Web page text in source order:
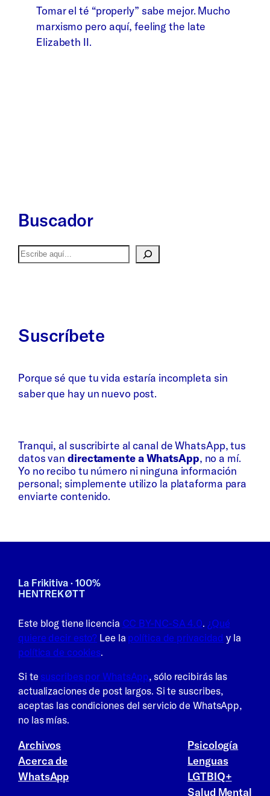
Tomar el té “properly” sabe mejor. Mucho
marxismo pero aquí, feeling the late
Elizabeth II.
Buscador
Buscar
Suscríbete
Porque sé que tu vida estaría incompleta sin
saber que hay un nuevo post.
Tranqui, al suscribirte al canal de WhatsApp, tus
datos vandirectamente a WhatsApp, no a mí.
Yo no recibo tu número ni ninguna información
personal; simplemente utilizo la plataforma para
enviarte contenido.
La Frikitiva · 100%
HENTREKØTT
Este blog tiene licencia CC BY-NC-SA 4.0. ¿Qué
quiere decir esto? Lee la política de privacidad y la
política de cookies.
Si te suscribes por WhatsApp, sólo recibirás las
actualizaciones de post largos. Si te suscribes,
aceptas las condiciones del servicio de WhatsApp,
no las mías.
Archivos
Acerca de
WhatsApp
Psicología
Lenguas
LGTBIQ+
Salud Mental